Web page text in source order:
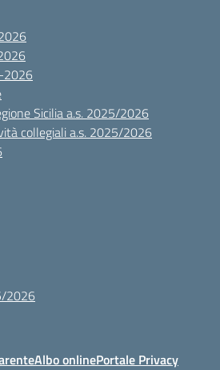
2026
Sicilia a.s. 2025/2026
collegiali a.s. 2025/2026
2026
Albo onlinePortale Privacy